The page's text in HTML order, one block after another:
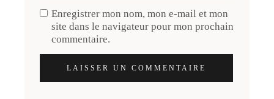
Enregistrer mon nom, mon e-mail et mon
site dans le navigateur pour mon prochain
commentaire.
LAISSER UN COMMENTAIRE